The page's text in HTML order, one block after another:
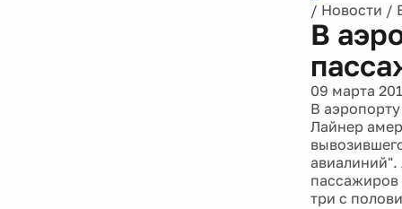
/ Новости /
В
09 марта
В
Лайнер
пассажиров
три с